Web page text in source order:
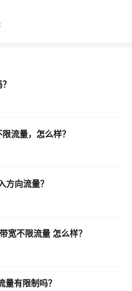
流量，怎么样？
向流量？
宽不限流量 怎么样？
有限制吗？